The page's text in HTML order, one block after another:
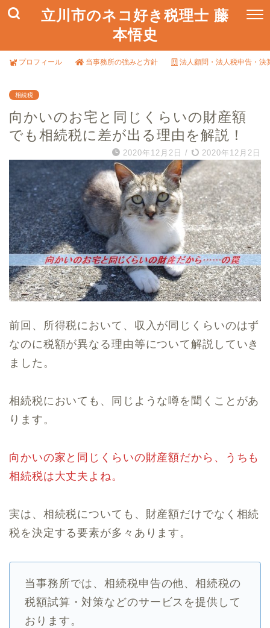
立川市のネコ好き税理士 藤
本悟史
プロフィール 当事務所の強みと方針 法人顧問・法人税申告・決
相続税
向かいのお宅と同じくらいの財産額
でも相続税に差が出る理由を解説！
2020年12月2日 / 2020年12月2日
前回、所得税において、収入が同じくらいのはず
なのに税額が異なる理由等について解説していき
ました。
相続税においても、同じような噂を聞くことがあ
ります。
向かいの家と同じくらいの財産額だから、うちも
相続税は大丈夫よね。
実は、相続税についても、財産額だけでなく相続
税を決定する要素が多々あります。
当事務所では、相続税申告の他、相続税の
税額試算・対策などのサービスを提供して
おります。